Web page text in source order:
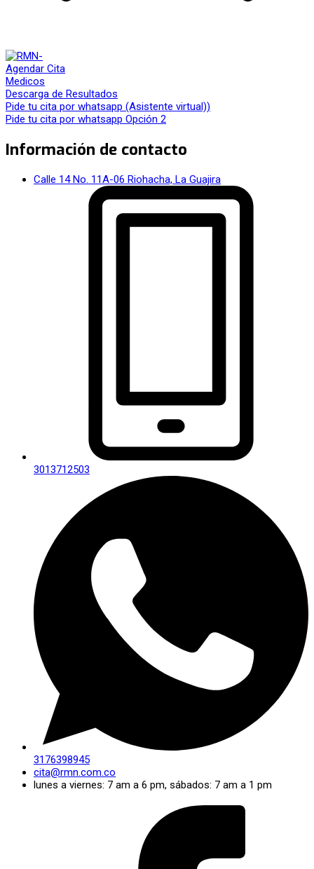
Agendar Cita
Medicos
Descarga de Resultados
Pide tu cita por whatsapp (Asistente virtual))
Pide tu cita por whatsapp Opción 2
Información de contacto
Calle 14 No. 11A-06 Riohacha, La Guajira
3013712503
3176398945
cita@rmn.com.co
lunes a viernes: 7 am a 6 pm, sábados: 7 am a 1 pm